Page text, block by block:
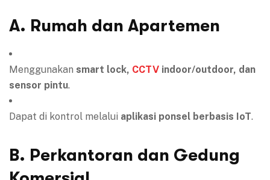
A. Rumah dan Apartemen
Menggunakan smart lock, CCTV indoor/outdoor, dan
sensor pintu.
Dapat di kontrol melalui aplikasi ponsel berbasis IoT.
B. Perkantoran dan Gedung